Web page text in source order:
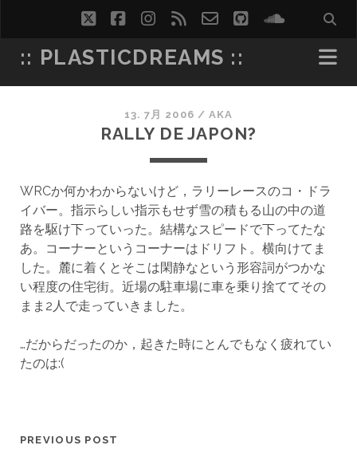
twitterfacebookinstagram
rss email-
form
github
:: PLASTICDREAMS ::
13. 7月 2006 / AKA
RALLY DE JAPON?
WRCか何かわからないけど，ラリーレースのコ・ドラ
イバー。指示らしい指示もせず雪の積もる山の中の道
路を駆け下っていった。結構なスピードで下ってたな
あ。コーナーというコーナーはドリフト。横向けてま
した。麓に着くとそこは閑静なという形容詞がつかな
い程度の住宅街。近場の駐車場に車を乗り捨ててその
まま2人で走っていきました。
…だからだったのか，起きた時にとんでもなく疲れてい
たのは:(
PREVIOUS POST